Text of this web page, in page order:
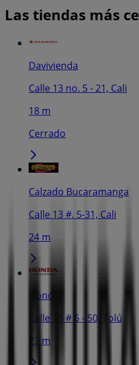
Las tiendas más
Davivienda
Calle 13 no. 5 - 21, Cali
18 m
Cerrado
Calzado Bucaramanga
Calle 13 #. 5-31, Cali
24 m
Honda
Calle 15 # 6 - 50, Tolú
27 m